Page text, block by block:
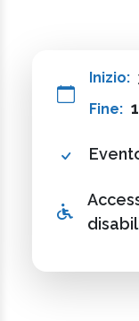
Inizio:
Fine: